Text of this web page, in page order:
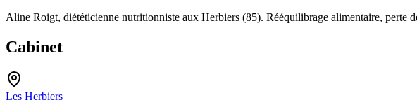
Aline Roigt, diététicienne nutritionniste aux Herbiers (85). Rééquilibrage alimentaire,
Cabinet
Les Herbiers